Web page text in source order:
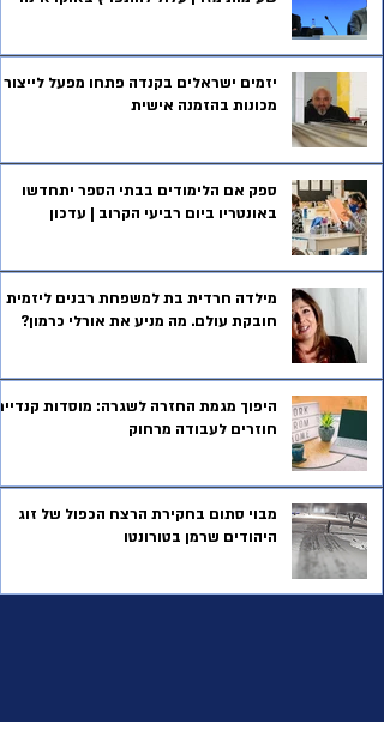
יזמים ישראלים בקנדה פתחו מפעל לייצור
מכונות בהזמנה אישית
ספק אם הלימודים בבתי הספר יתחדשו
באונטריו ביום רביעי הקרוב | עדכון
מילדה חרדית בת למשפחת רבנים ליזמית
חובקת עולם. מה מניע את אורלי כרמון?
היפוך מגמת החזרה לשגרה: מוסדות
חוזרים לעבודה מרחוק
מבוי סתום בחקירת הרצח הכפול של זוג
היהודים שרמן בטורונטו